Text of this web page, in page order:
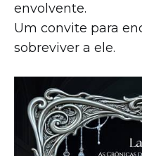
envolvente.
Um convite para
sobreviver a ele.